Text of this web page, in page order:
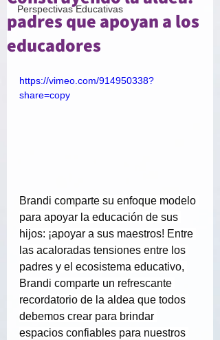
Perspectivas Educativas
padres que apoyan a los
educadores
https://vimeo.com/914950338?
share=copy
Brandi comparte su enfoque modelo
para apoyar la educación de sus
hijos: ¡apoyar a sus maestros! Entre
las acaloradas tensiones entre los
padres y el ecosistema educativo,
Brandi comparte un refrescante
recordatorio de la aldea que todos
debemos crear para brindar
espacios confiables para nuestros